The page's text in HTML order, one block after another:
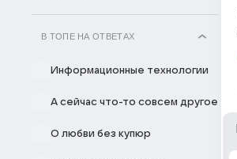
В ТОПЕ НА ОТВЕТАХ
Информационные технологии
А сейчас что-то совсем другое
О любви без купюр